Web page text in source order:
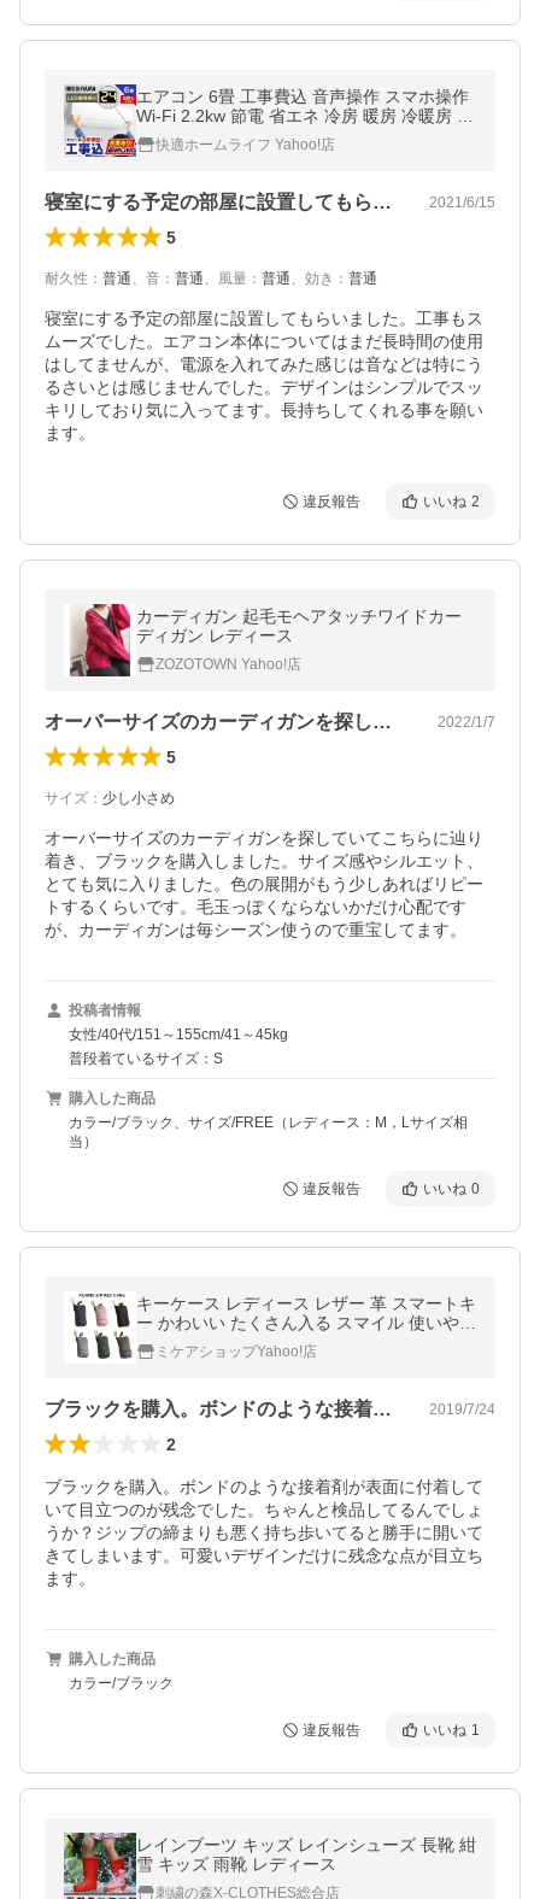
エアコン 6畳 工事費込 音声操作 スマホ操作
Wi-Fi 2.2kw 節電 省エネ 冷房 暖房 冷暖房 室
内機 室外機 新生活 一人暮らし 工事費込み
工事込 IHF-2207W
快適ホームライフ Yahoo!店
寝室にする予定の部屋に設置してもらいま… 2021/6/15
5
耐久性 ： 普通、 音 ： 普通、 風量 ： 普通、 効き ： 普通
寝室にする予定の部屋に設置してもらいました。工事もス
ムーズでした。エアコン本体についてはまだ長時間の使用
はしてませんが、電源を入れてみた感じは音などは特にう
るさいとは感じませんでした。デザインはシンプルでスッ
キリしており気に入ってます。長持ちしてくれる事を願い
ます。
違反報告 いいね 2
カーディガン 起毛モヘアタッチワイドカー
ディガン レディース
ZOZOTOWN Yahoo!店
オーバーサイズのカーディガンを探してい… 2022/1/7
5
サイズ ： 少し小さめ
オーバーサイズのカーディガンを探していてこちらに辿り
着き、ブラックを購入しました。サイズ感やシルエット、
とても気に入りました。色の展開がもう少しあればリピー
トするくらいです。毛玉っぽくならないかだけ心配です
が、カーディガンは毎シーズン使うので重宝してます。
投稿者情報
女性/40代/151～155cm/41～45kg
普段着ているサイズ：S
購入した商品
カラー/ブラック、サイズ/FREE（レディース：M，Lサイズ相
当）
違反報告 いいね 0
キーケース レディース レザー 革 スマートキ
ー かわいい たくさん入る スマイル 使いやす
い おしゃれ 大容量 かわいいキーケース
ミケアショップYahoo!店
ブラックを購入。ボンドのような接着剤が… 2019/7/24
2
ブラックを購入。ボンドのような接着剤が表面に付着して
いて目立つのが残念でした。ちゃんと検品してるんでしょ
うか？ジップの締まりも悪く持ち歩いてると勝手に開いて
きてしまいます。可愛いデザインだけに残念な点が目立ち
ます。
購入した商品
カラー/ブラック
違反報告 いいね 1
レインブーツ キッズ レインシューズ 長靴 紺
雪 キッズ 雨靴 レディース
刺繍の森X-CLOTHES総合店